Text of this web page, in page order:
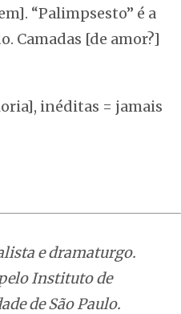
“Palimpsesto” é a
Camadas [de amor?]
inéditas = jamais
e dramaturgo.
Instituto de
de São Paulo.